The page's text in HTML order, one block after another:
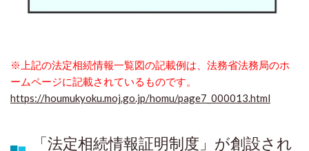
※上記の法定相続情報一覧図の記載例は、法務省法務局のホ
ームページに記載されているものです。
https://houmukyoku.moj.go.jp/homu/page7_000013.html
「法定相続情報証明制度」が創設され